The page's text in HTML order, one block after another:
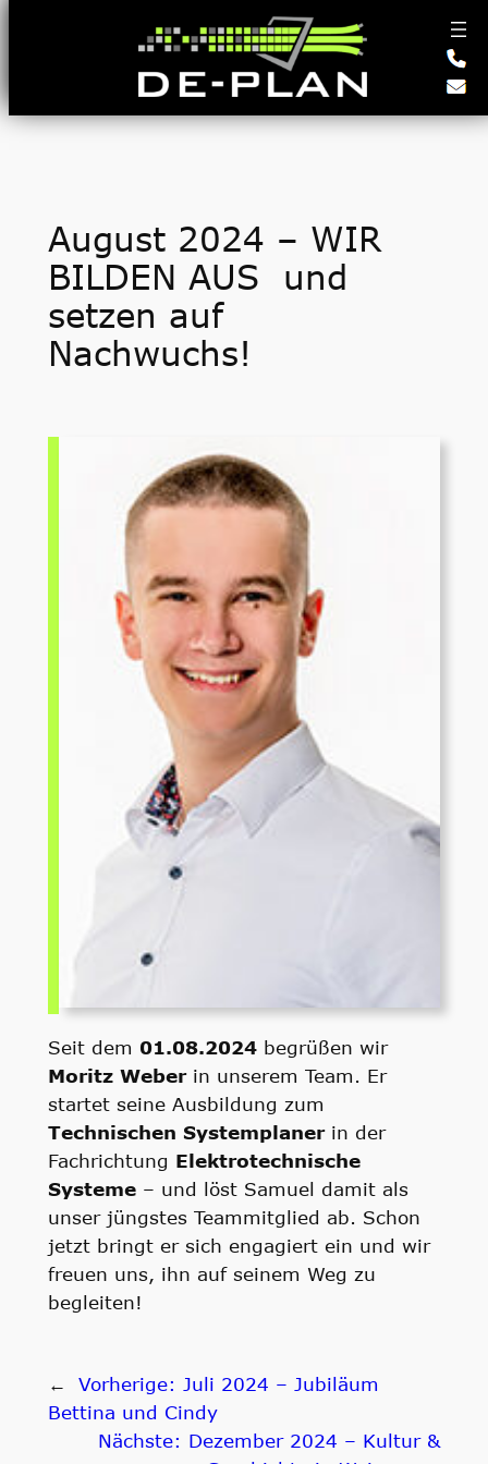
August 2024 – WIR
BILDEN AUS und
setzen auf
Nachwuchs!
Seit dem 01.08.2024begrüßen wir
Moritz Weberin unserem Team. Er
startet seine Ausbildung zum
Technischen Systemplanerin der
Fachrichtung Elektrotechnische
Systeme– und löst Samuel damit als
unser jüngstes Teammitglied ab. Schon
jetzt bringt er sich engagiert ein und wir
freuen uns, ihn auf seinem Weg zu
begleiten!
← Vorherige: Juli 2024 – Jubiläum
Bettina und Cindy
Nächste: Dezember 2024 – Kultur &